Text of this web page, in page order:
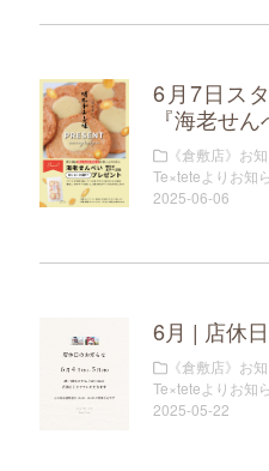
6月7日ス
『海老せ
《倉敷店》お
Te×teteよりお知
2025-06-06
6月 | 店休
《倉敷店》お
Te×teteよりお知
2025-05-22